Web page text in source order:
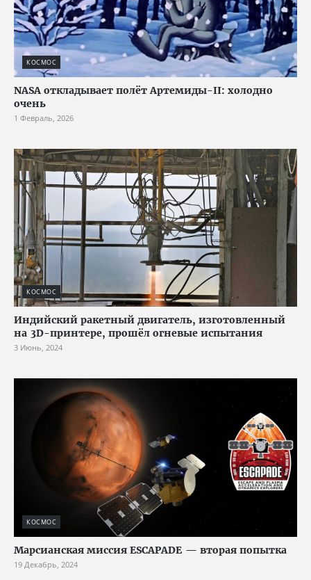
КОСМОС
NASA откладывает полёт Артемиды-II: холодно
очень
1 Февраль, 2026
КОСМОС
Индийский ракетный двигатель, изготовленный
на 3D-принтере, прошёл огневые испытания
3 Июнь, 2024
КОСМОС
Марсианская миссия ESCAPADE — вторая попытка
19 Декабрь, 2024